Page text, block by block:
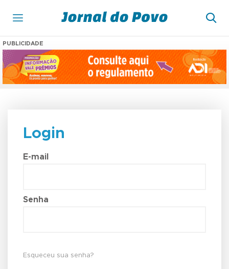
PUBLICIDADE
Login
E-mail
Senha
Esqueceu sua senha?